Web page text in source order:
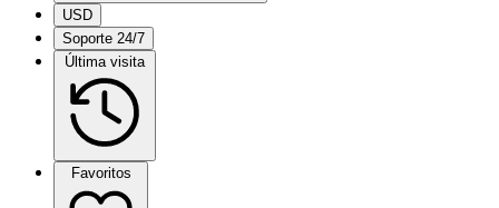
USD
Soporte 24/7
Última visita
Favoritos